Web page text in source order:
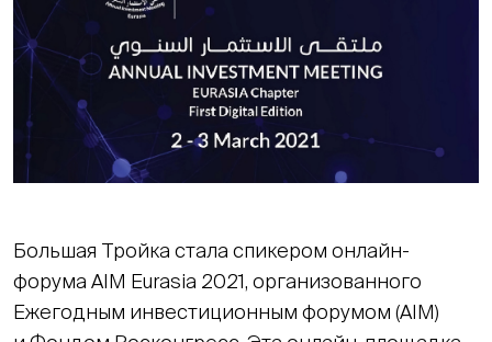
Большая Тройка стала спикером онлайн-
форума AIM Eurasia 2021, организованного
Ежегодным инвестиционным форумом (AIM)